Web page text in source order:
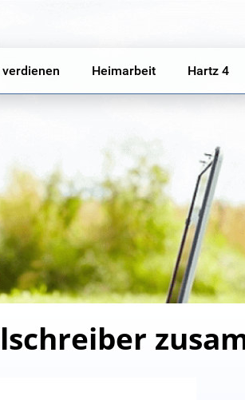
verdienen Heimarbeit Hartz 4